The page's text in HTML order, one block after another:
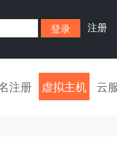
注册
注册 虚拟主机 云